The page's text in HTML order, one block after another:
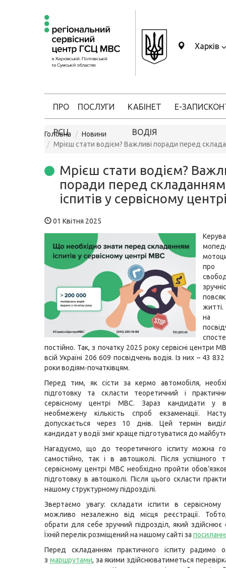
Харків
ПРО
РСЦ
ПОСЛУГИ КАБІНЕТ
ВОДІЯ
Е-ЗАПИС
Головна
Новини
Мрієш стати водієм? Важливі поради перед
Мрієш стати водієм?
поради перед складанням
іспитів у сервісному
01 Квітня 2025
про
на
постійно. Так, з початку 2025 року сервісні центри
всій Україні 206 609 посвідчень водія. Із них – 43
роки водіям-початківцям.
Перед тим, як сісти за кермо автомобіля,
підготовку та скласти теоретичний і
сервісному центрі МВС. Зараз кандидати у
необмежену кількість спроб екзаменації.
допускається через 10 днів. Цей термін
кандидат у водії зміг краще підготуватися до
Нагадуємо, що до теоретичного іспиту можна
самостійно, так і в автошколі. Після успішного
сервісному центрі МВС необхідно пройти
підготовку в автошколі. Після цього скласти
нашому структурному підрозділі.
Звертаємо увагу: складати іспити в
можливо незалежно від місця реєстрації.
обрати для себе зручний підрозділ, який здійснює
Їхній перелік розміщений на нашому сайті за
Перед складанням практичного іспиту радимо
з маршрутами, за якими здійснюватиметься